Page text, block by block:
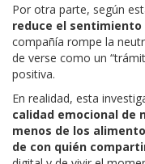
Por otra parte, según
reduce el sentimiento
compañía rompe la
de verse como un
positiva.
En realidad, esta
calidad emocional de
menos de los
de con quién